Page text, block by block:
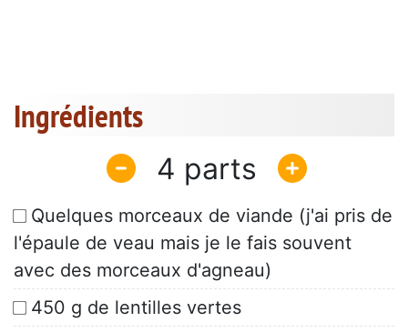
Ingrédients
4
Quelques morceaux de viande (j'ai pris de
l'épaule de veau mais je le fais souvent
avec des morceaux d'agneau)
450 g de lentilles vertes